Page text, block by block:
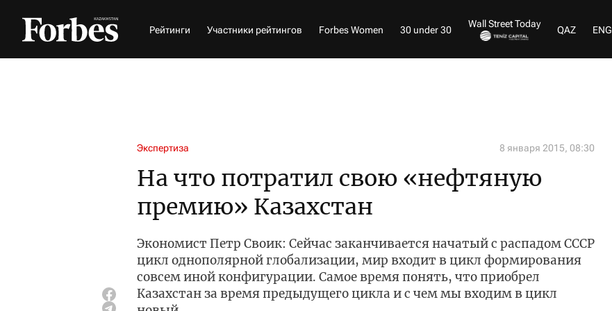
Рейтинги Участники рейтингов Forbes Women 30 under 30
Wall Street Today
QAZ ENG
Экспертиза 8 января 2015, 08:30
На что потратил свою «нефтяную
премию» Казахстан
Экономист Петр Своик: Сейчас заканчивается начатый с распадом СССР
цикл однополярной глобализации, мир входит в цикл формирования
совсем иной конфигурации. Самое время понять, что приобрел
Казахстан за время предыдущего цикла и с чем мы входим в цикл